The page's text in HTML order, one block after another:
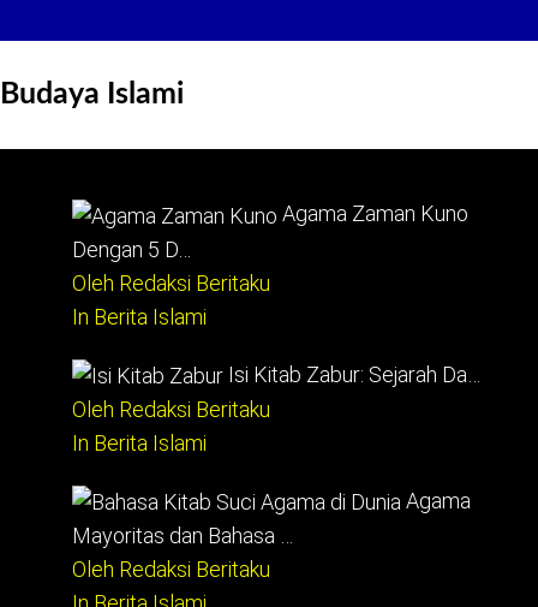
Budaya Islami
Agama Zaman Kuno
Dengan 5 D…
Oleh Redaksi Beritaku
In Berita Islami
Isi Kitab Zabur: Sejarah Da…
Oleh Redaksi Beritaku
In Berita Islami
Agama
Mayoritas dan Bahasa …
Oleh Redaksi Beritaku